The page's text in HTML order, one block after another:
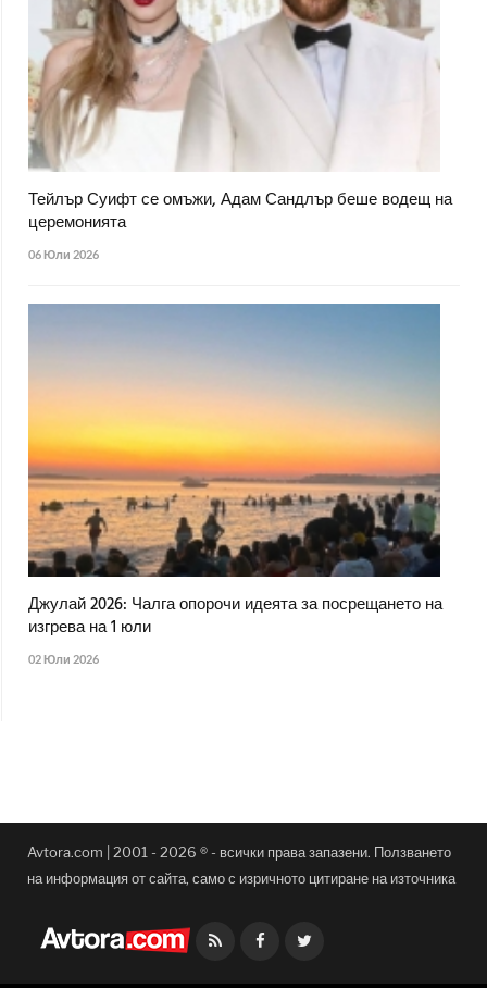
Тейлър Суифт се омъжи, Адам Сандлър беше водещ на
церемонията
06 Юли 2026
Джулай 2026: Чалга опорочи идеята за посрещането на
изгрева на 1 юли
02 Юли 2026
Avtora.com | 2001 - 2026 ® - всички права запазени. Ползването
на информация от сайта, само с изричното цитиране на източника
Facebook